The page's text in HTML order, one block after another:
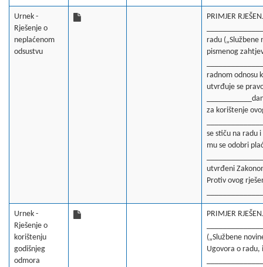
Urnek -
Rješenje o
neplaćenom
odsustvu
PRIMJER
radu
pismenog
radnom odnosu
utvrđuje se
za korištenje
se stiču na radu
mu se odobri
utvrđeni
Protiv ovog
Urnek -
Rješenje o
korištenju
godišnjeg
odmora
PRIMJER
(„Službene
Ugovora o radu,